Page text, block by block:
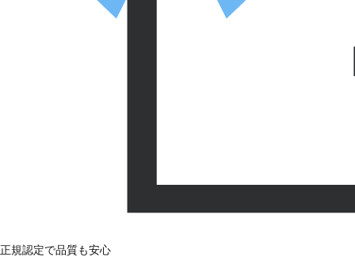
正規認定で品質も安心